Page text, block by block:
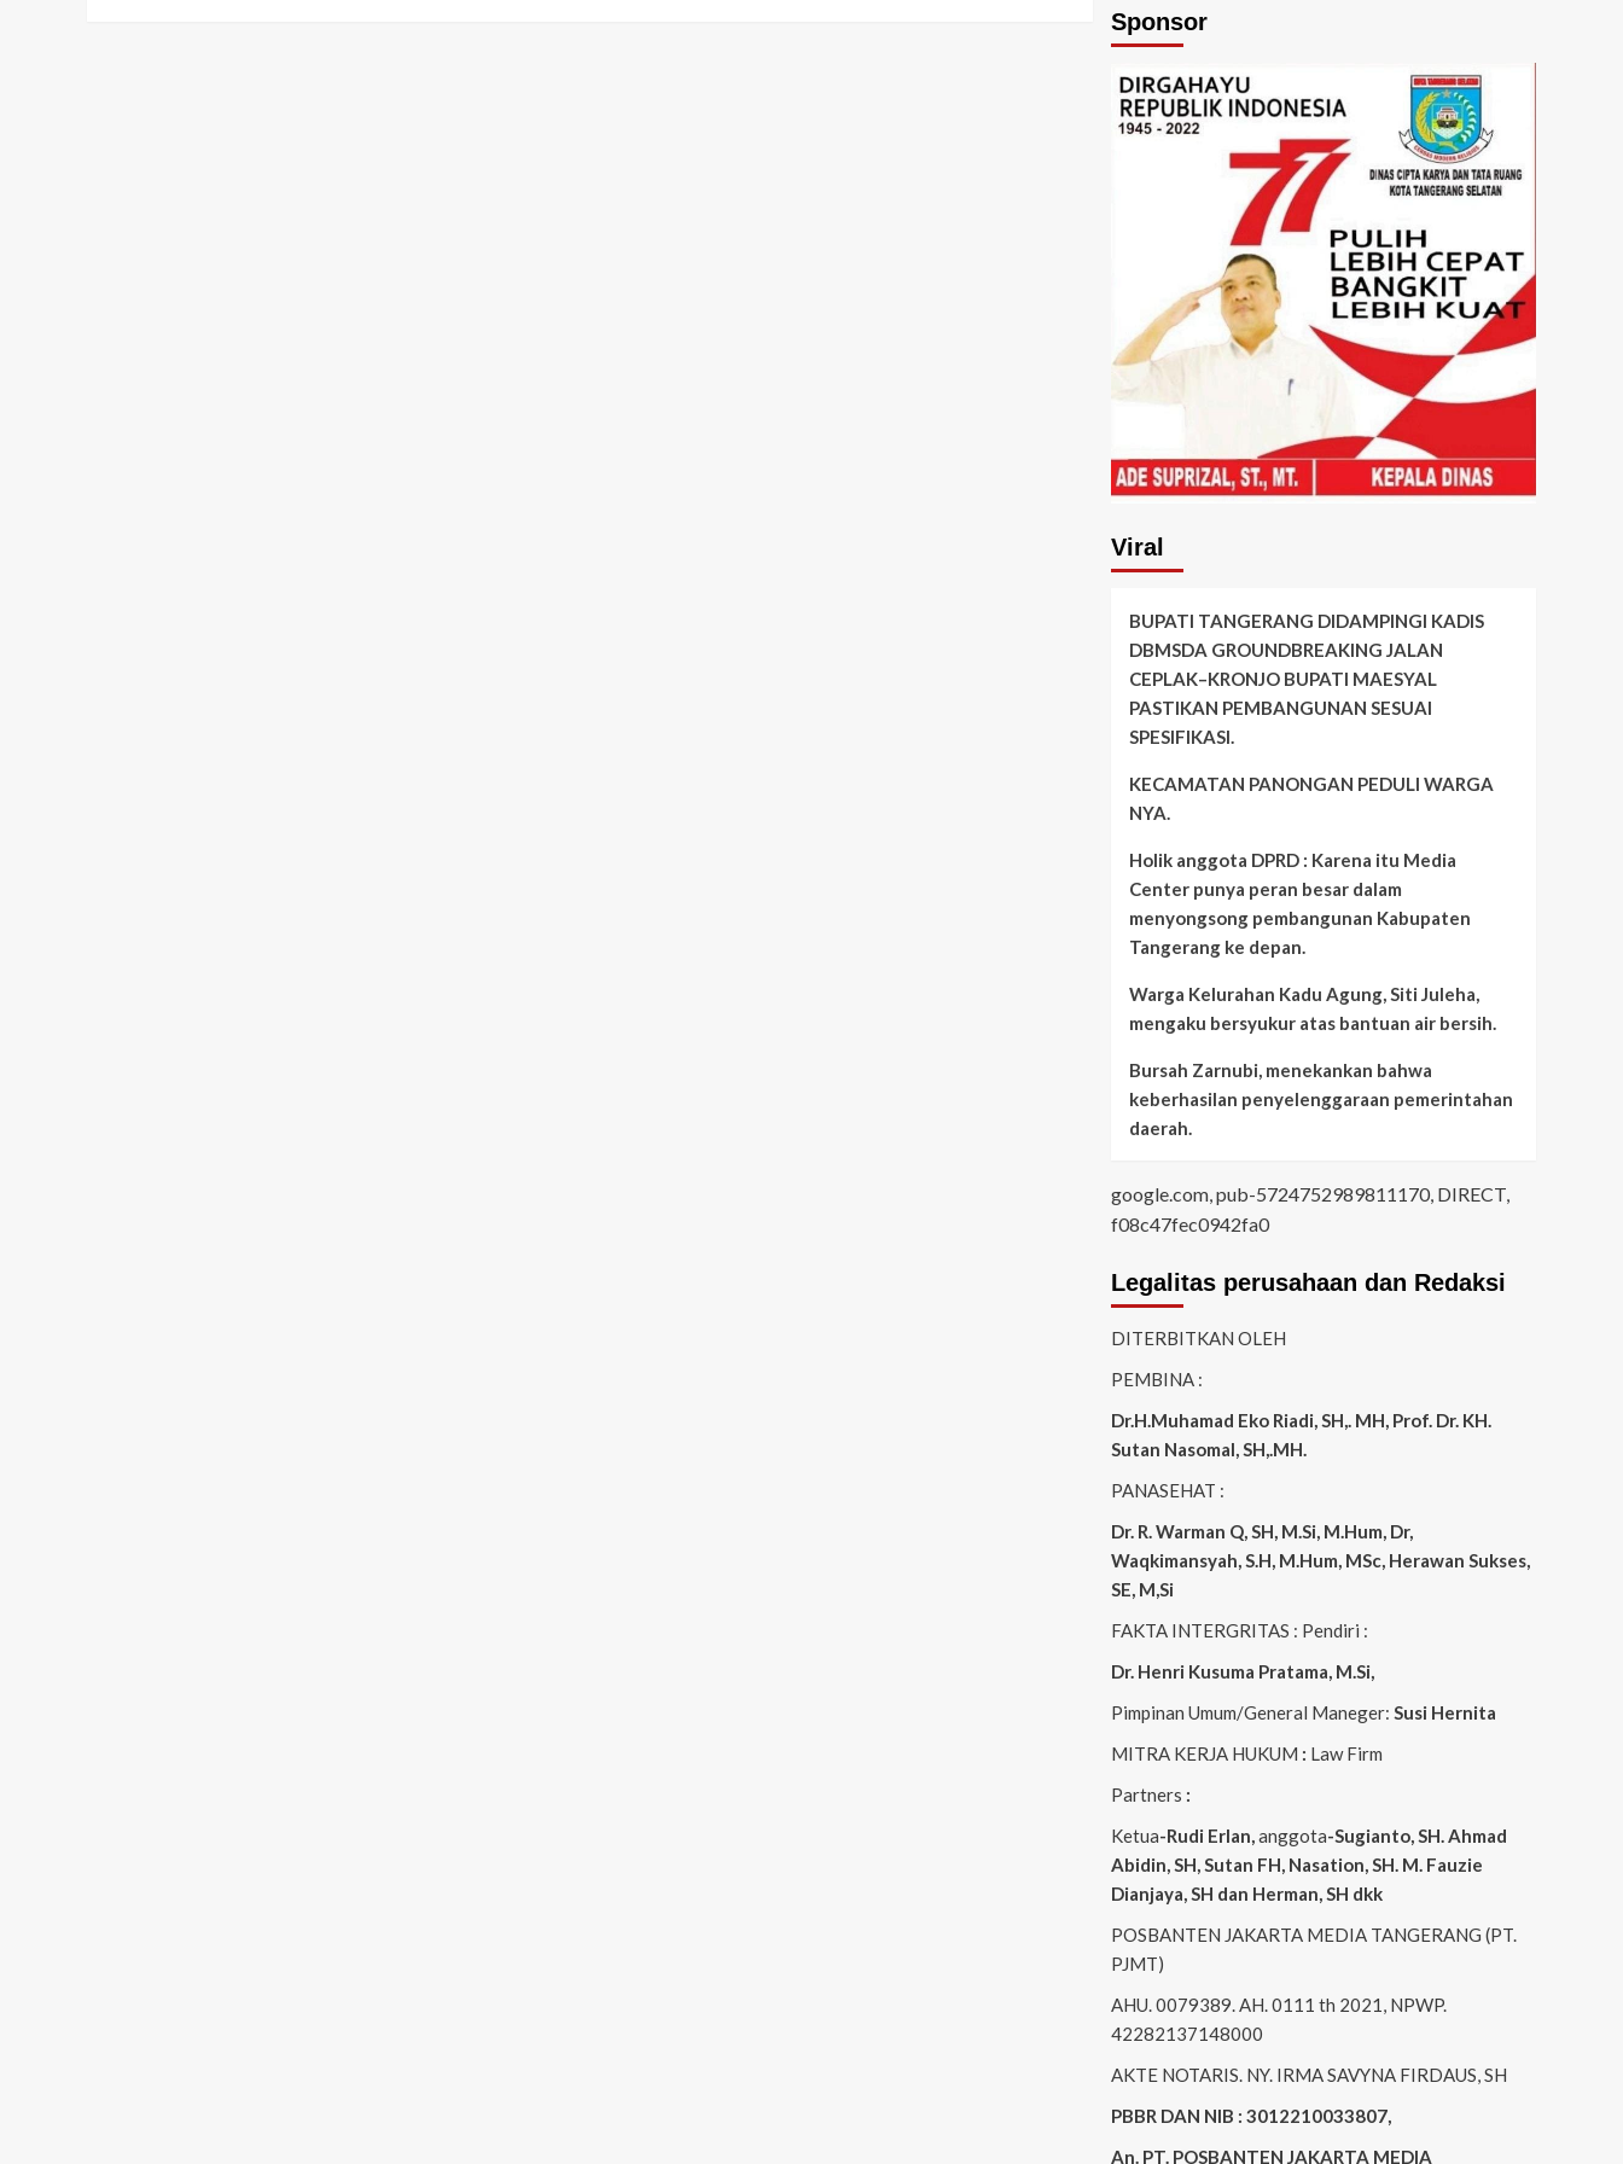
Sponsor
Viral
BUPATI TANGERANG DIDAMPINGI KADIS
DBMSDA GROUNDBREAKING JALAN
CEPLAK–KRONJO BUPATI MAESYAL
PASTIKAN PEMBANGUNAN SESUAI
SPESIFIKASI.
KECAMATAN PANONGAN PEDULI WARGA
NYA.
Holik anggota DPRD : Karena itu Media
Center punya peran besar dalam
menyongsong pembangunan Kabupaten
Tangerang ke depan.
Warga Kelurahan Kadu Agung, Siti Juleha,
mengaku bersyukur atas bantuan air bersih.
Bursah Zarnubi, menekankan bahwa
keberhasilan penyelenggaraan pemerintahan
daerah.
google.com, pub-5724752989811170, DIRECT,
f08c47fec0942fa0
Legalitas perusahaan dan Redaksi
DITERBITKAN OLEH
PEMBINA :
Dr.H.Muhamad Eko Riadi , SH,. MH , Prof. Dr. KH.
Sutan Nasomal, SH,.MH.
PANASEHAT :
Dr. R. Warman Q, SH, M.Si, M.Hum Dr,
Waqkimansyah, S.H, M.Hum, MSc, Herawan Sukses,
SE, M,Si
FAKTA INTERGRITAS : Pendiri :
Dr. Henri Kusuma Pratama, M.Si
Pimpinan Umum/General Maneger: Susi Hernita
MITRA KERJA HUKUM : Law Firm
Partners :
Ketua-Rudi Erlan anggota-Sugianto, SH. Ahmad
Abidin , SH, Sutan FH, Nasation , SH. M. Fauzie
Dianjaya , SH dan Herman, SH dkk
POSBANTEN JAKARTA MEDIA TANGERANG (PT.
PJMT)
AHU. 0079389. AH. 0111 th 2021, NPWP.
42282137148000
AKTE NOTARIS. NY. IRMA SAVYNA FIRDAUS, SH
PBBR DAN NIB : 3012210033807,
An. PT. POSBANTEN JAKARTA MEDIA